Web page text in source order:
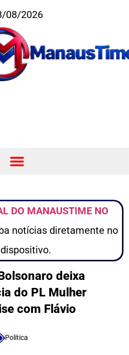
08/2026
DO MANAUSTIME NO
notícias diretamente no
deixa
do PL Mulher
com Flávio
Política